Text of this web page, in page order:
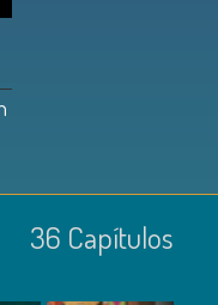
36 Capí­tulos